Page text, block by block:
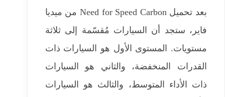
بعد تحميل Need for Speed Carbon من ميديا
فاير، ستجد أن السيارات مُقسّمة إلى ثلاثة
مستويات. المستوى الأول هو السيارات ذات
القدرات المنخفضة، والثاني هو السيارات
ذات الأداء المتوسط، والثالث هو السيارات